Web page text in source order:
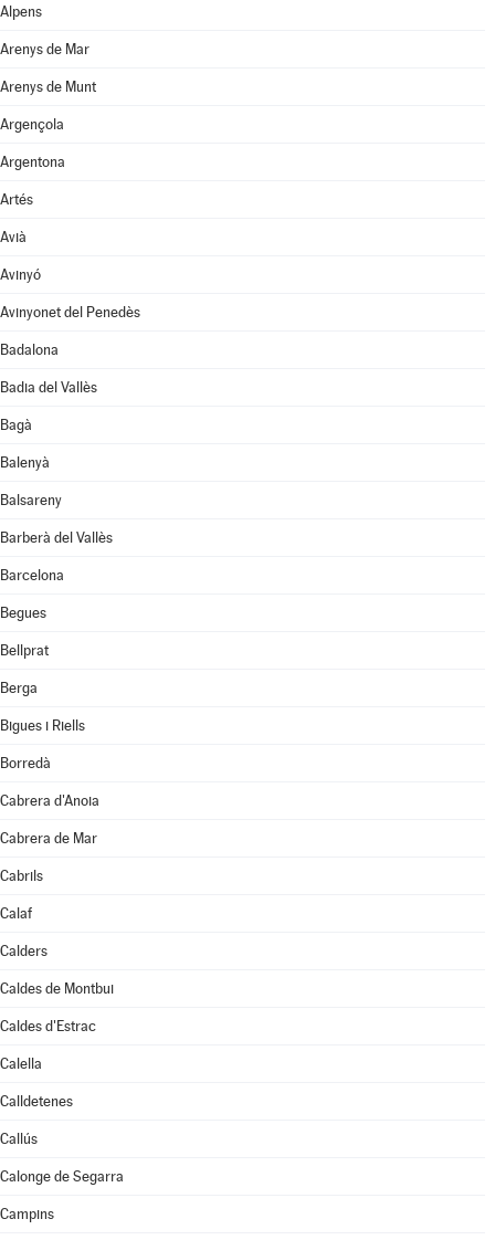
Alpens
Arenys de Mar
Arenys de Munt
Argençola
Argentona
Artés
Avià
Avinyó
Avinyonet del Penedès
Badalona
Badia del Vallès
Bagà
Balenyà
Balsareny
Barberà del Vallès
Barcelona
Begues
Bellprat
Berga
Bigues i Riells
Borredà
Cabrera d'Anoia
Cabrera de Mar
Cabrils
Calaf
Calders
Caldes de Montbui
Caldes d'Estrac
Calella
Calldetenes
Callús
Calonge de Segarra
Campins